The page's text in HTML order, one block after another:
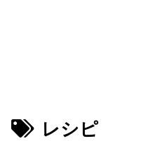
レシピ